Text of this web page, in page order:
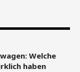
Welche
haben